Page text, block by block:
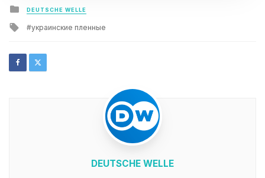
Posted
in
DEUTSCHE WELLE
Tagged
with
украинские пленные
DEUTSCHE WELLE